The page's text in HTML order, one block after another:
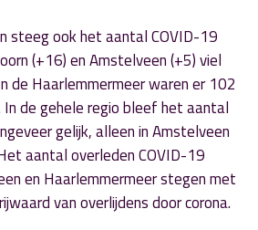
steeg ook het aantal COVID-19
(+16) en Amstelveen (+5) viel
de Haarlemmermeer waren er 102
de gehele regio bleef het aantal
gelijk, alleen in Amstelveen
aantal overleden COVID-19
en Haarlemmermeer stegen met
van overlijdens door corona.